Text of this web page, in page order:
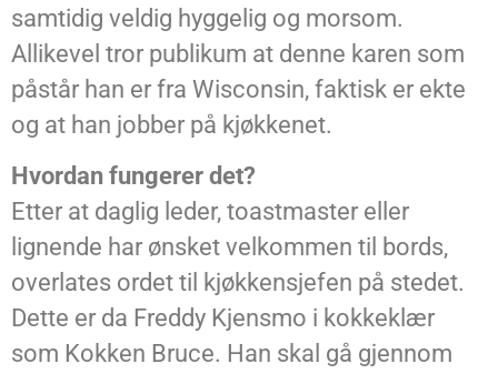
samtidig veldig hyggelig og morsom.
Allikevel tror publikum at denne karen som
påstår han er fra Wisconsin, faktisk er ekte
og at han jobber på kjøkkenet.
Hvordan fungerer det?
Etter at daglig leder, toastmaster eller
lignende har ønsket velkommen til bords,
overlates ordet til kjøkkensjefen på stedet.
Dette er da Freddy Kjensmo i kokkeklær
som Kokken Bruce. Han skal gå gjennom